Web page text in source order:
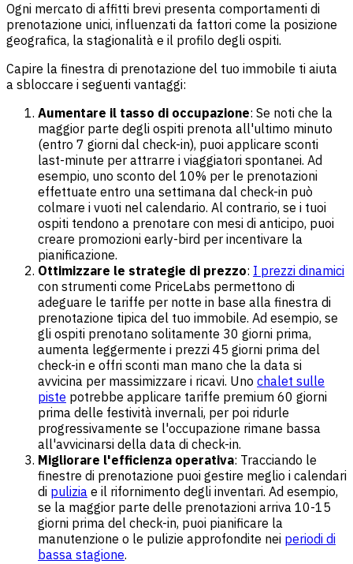
Ogni mercato di affitti brevi presenta comportamenti di
prenotazione unici, influenzati da fattori come la posizione
geografica, la stagionalità e il profilo degli ospiti.
Capire la finestra di prenotazione del tuo immobile ti aiuta
a sbloccare i seguenti vantaggi:
Aumentare il tasso di occupazione: Se noti che la
maggior parte degli ospiti prenota all'ultimo minuto
(entro 7 giorni dal check-in), puoi applicare sconti
last-minute per attrarre i viaggiatori spontanei. Ad
esempio, uno sconto del 10% per le prenotazioni
effettuate entro una settimana dal check-in può
colmare i vuoti nel calendario. Al contrario, se i tuoi
ospiti tendono a prenotare con mesi di anticipo, puoi
creare promozioni early-bird per incentivare la
pianificazione.
Ottimizzare le strategie di prezzo: I prezzi dinamici
con strumenti come PriceLabs permettono di
adeguare le tariffe per notte in base alla finestra di
prenotazione tipica del tuo immobile. Ad esempio, se
gli ospiti prenotano solitamente 30 giorni prima,
aumenta leggermente i prezzi 45 giorni prima del
check-in e offri sconti man mano che la data si
avvicina per massimizzare i ricavi. Uno chalet sulle
piste potrebbe applicare tariffe premium 60 giorni
prima delle festività invernali, per poi ridurle
progressivamente se l'occupazione rimane bassa
all'avvicinarsi della data di check-in.
Migliorare l'efficienza operativa: Tracciando le
finestre di prenotazione puoi gestire meglio i calendari
di pulizia e il rifornimento degli inventari. Ad esempio,
se la maggior parte delle prenotazioni arriva 10-15
giorni prima del check-in, puoi pianificare la
manutenzione o le pulizie approfondite nei periodi di
bassa stagione.